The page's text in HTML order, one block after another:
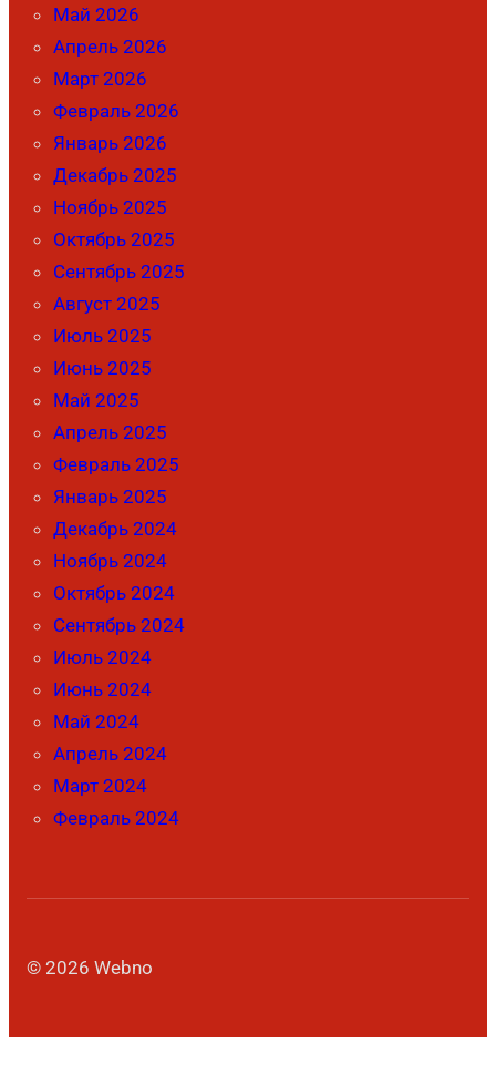
Май 2026
Апрель 2026
Март 2026
Февраль 2026
Январь 2026
Декабрь 2025
Ноябрь 2025
Октябрь 2025
Сентябрь 2025
Август 2025
Июль 2025
Июнь 2025
Май 2025
Апрель 2025
Февраль 2025
Январь 2025
Декабрь 2024
Ноябрь 2024
Октябрь 2024
Сентябрь 2024
Июль 2024
Июнь 2024
Май 2024
Апрель 2024
Март 2024
Февраль 2024
© 2026 Webno